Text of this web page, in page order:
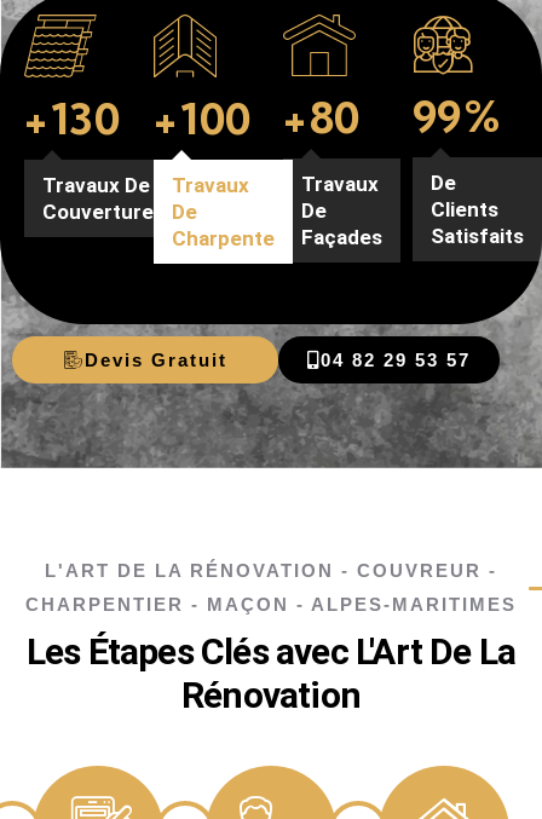
+130
Travaux De
Couverture
+100
Travaux
De
Charpente
+80
Travaux
De
Façades
99%
De
Clients
Satisfaits
Devis Gratuit 04 82 29 53 57
L'ART DE LA RÉNOVATION - COUVREUR -
CHARPENTIER - MAÇON - ALPES-MARITIMES
Les Étapes Clés avec L'Art De La
Rénovation